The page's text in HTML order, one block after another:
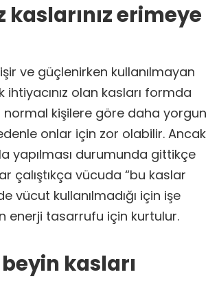
kaslarınız erimeye
ve güçlenirken kullanılmayan
olan kasları formda
kişilere göre daha yorgun
onlar için zor olabilir. Ancak
yapılması durumunda gittikçe
çalıştıkça vücuda “bu kaslar
vücut kullanılmadığı için işe
enerji tasarrufu için kurtulur.
kasları